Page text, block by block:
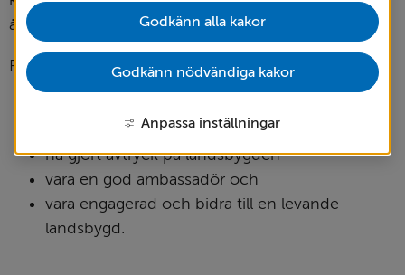
Godkänn alla kakor
Godkänn nödvändiga kakor
Anpassa inställningar
årligen.
Personen som tar emot utmärkelsen ska
vara en inspiration för andra
ha gjort avtryck på landsbygden
vara en god ambassadör och
vara engagerad och bidra till en levande
landsbygd.